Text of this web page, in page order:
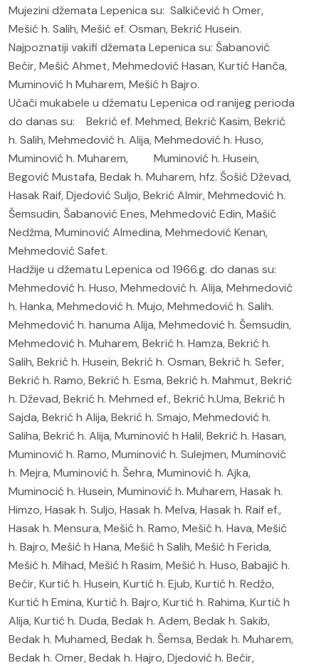
Mujezini džemata Lepenica su: Salkičević h Omer,
Mešić h. Salih, Mešić ef. Osman, Bekrić Husein.
Najpoznatiji vakifi džemata Lepenica su: Šabanović
Bećir, Mešić Ahmet, Mehmedović Hasan, Kurtić Hanča,
Muminović h Muharem, Mešić h Bajro.
Učači mukabele u džematu Lepenica od ranijeg perioda
do danas su:
Bekrić ef. Mehmed, Bekrić Kasim, Bekrić
h. Salih, Mehmedović h. Alija, Mehmedović h. Huso,
Muminović h. Muharem, Muminović h. Husein,
Begović Mustafa, Bedak h. Muharem, hfz. Šošić Dževad,
Hasak Raif, Djedović Suljo, Bekrić Almir, Mehmedović h.
Šemsudin, Šabanović Enes, Mehmedović Edin, Mašić
Nedžma, Muminović Almedina, Mehmedović Kenan,
Mehmedović Safet.
Hadžije u džematu Lepenica od 1966.g. do danas su:
Mehmedović h. Huso, Mehmedović h. Alija, Mehmedović
h. Hanka, Mehmedović h. Mujo, Mehmedović h. Salih.
Mehmedović h. hanuma Alija, Mehmedović h. Šemsudin,
Mehmedović h. Muharem, Bekrić h. Hamza, Bekrić h.
Salih, Bekrić h. Husein, Bekrić h. Osman, Bekrić h. Sefer,
Bekrić h. Ramo, Bekrić h. Esma, Bekrić h. Mahmut, Bekrić
h. Dževad, Bekrić h. Mehmed ef., Bekrić h.Uma, Bekrić h
Sajda, Bekrić h Alija, Bekrić h. Smajo, Mehmedović h.
Saliha, Bekrić h. Alija, Muminović h Halil, Bekrić h. Hasan,
Muminović h. Ramo, Muminović h. Sulejmen, Muminović
h. Mejra, Muminović h. Šehra, Muminović h. Ajka,
Muminocić h. Husein, Muminović h. Muharem, Hasak h.
Himzo, Hasak h. Suljo, Hasak h. Melva, Hasak h. Raif ef.,
Hasak h. Mensura, Mešić h. Ramo, Mešić h. Hava, Mešić
h. Bajro, Mešić h Hana, Mešić h Salih, Mešić h Ferida,
Mešić h. Mihad, Mešić h Rasim, Mešić h. Huso, Babajić h.
Bećir, Kurtić h. Husein, Kurtić h. Ejub, Kurtić h. Redžo,
Kurtić h Emina, Kurtić h. Bajro, Kurtić h. Rahima, Kurtić h
Alija, Kurtić h. Duda, Bedak h. Adem, Bedak h. Sakib,
Bedak h. Muhamed, Bedak h. Šemsa, Bedak h. Muharem,
Bedak h. Omer, Bedak h. Hajro, Djedović h. Bećir,